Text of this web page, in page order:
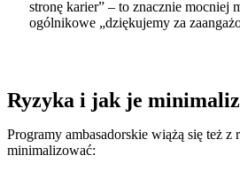
stronę karier” – to znacznie mocniej
ogólnikowe „dziękujemy za
Ryzyka i jak je
Programy ambasadorskie wiążą się też
minimalizować: